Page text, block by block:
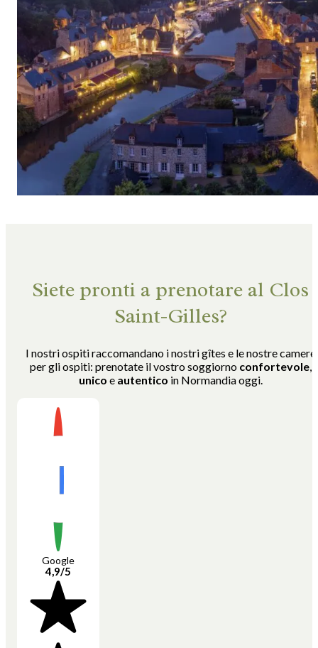
Siete pronti a prenotare al Clos
Saint-Gilles?
I nostri ospiti raccomandano i nostri gîtes e le nostre camere
per gli ospiti: prenotate il vostro soggiorno confortevole,
unico e autentico in Normandia oggi.
Google
4,9/5